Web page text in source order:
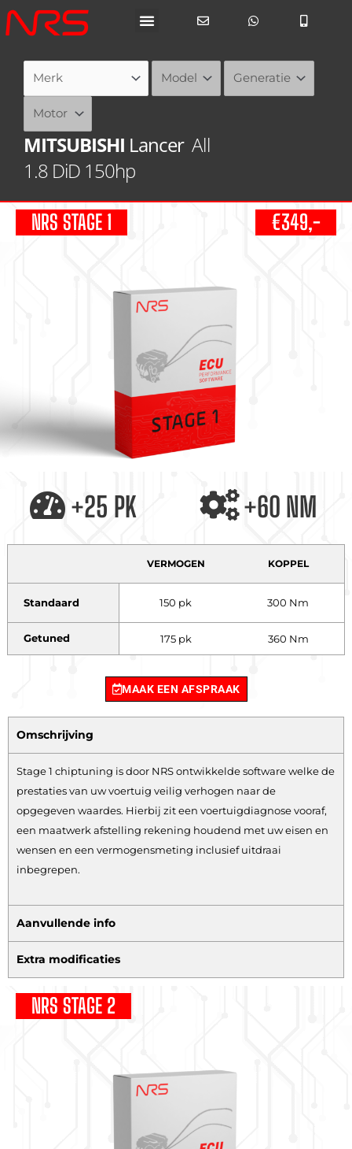
Ga
naar
MITSUBISHI Lancer All
1.8 DiD 150hp
NRS STAGE 1 €349,-
+25 PK +60 NM
VERMOGEN KOPPEL
Standaard 150 pk 300 Nm
Getuned 175 pk 360 Nm
MAAK EEN AFSPRAAK
Omschrijving
Stage 1 chiptuning is door NRS ontwikkelde software welke de
prestaties van uw voertuig veilig verhogen naar de
opgegeven waardes. Hierbij zit een voertuigdiagnose vooraf,
een maatwerk afstelling rekening houdend met uw eisen en
wensen en een vermogensmeting inclusief uitdraai
inbegrepen.
Aanvullende info
Extra modificaties
NRS STAGE 2